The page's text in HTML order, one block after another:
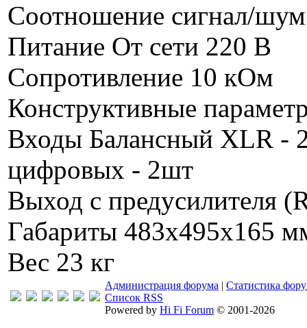
Соотношение сигнал/
Питание От сети 220 В
Сопротивление 10 кОм
Конструктивные
Входы Балансный XLR -
цифровых - 2шт
Выход c предусилителя
Габариты 483x495x165
Вес 23 кг
Администрация форума | Статистика
Список RSS
Powered by Hi Fi Forum © 2001-2026